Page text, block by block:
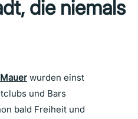
die niemals
wurden einst
und Bars
bald Freiheit und